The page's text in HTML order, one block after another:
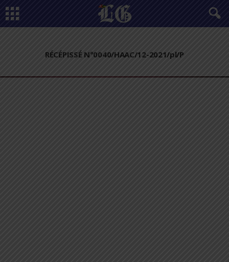
RÉCÉPISSÉ N°0040/HAAC/12-2021/pl/P